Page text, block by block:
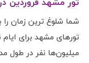
تور مشهد فروردین
شما شلوغ ترین زمان
تورهای مشهد برای
میلیون‌ها نفر در طول